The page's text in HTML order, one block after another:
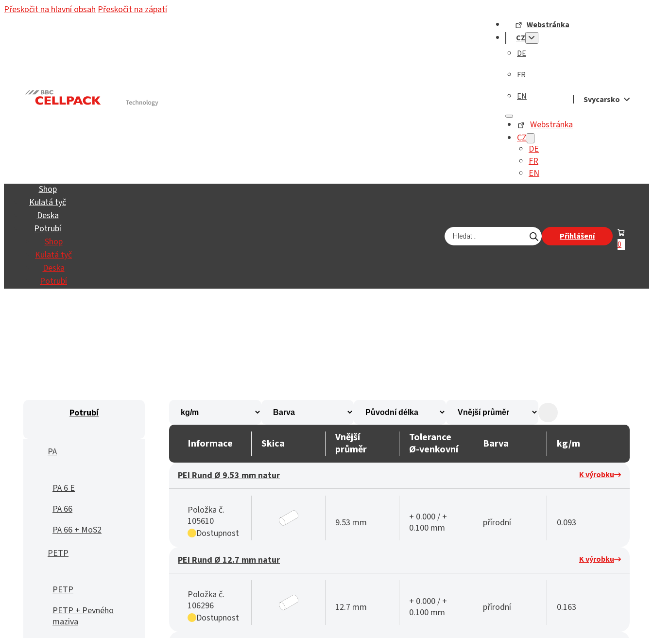
Přeskočit na hlavní obsahPřeskočit na zápatí
Webstránka
CZ
DE
FR
EN
Webstránka
CZ
DE
FR
EN
Svycarsko
Shop
Kulatá tyč
Deska
Potrubí
Shop
Kulatá tyč
Deska
Potrubí
Products
search Přihlášení
0
Potrubí
PA
PA 6 E
PA 66
PA 66 + MoS2
PETP
PETP
PETP + Pevného
maziva
Informace Skica
Vnější
průměr
Tolerance
Ø-venkovní
Barva kg/m
PEI Rund Ø 9.53 mm natur K výrobku
Položka č.
105610
Dostupnost
9.53 mm
+ 0.000 / +
0.100 mm
přírodní 0.093
PEI Rund Ø 12.7 mm natur K výrobku
Položka č.
106296
Dostupnost
12.7 mm
+ 0.000 / +
0.100 mm
přírodní 0.163